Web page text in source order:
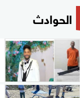
الحوادث